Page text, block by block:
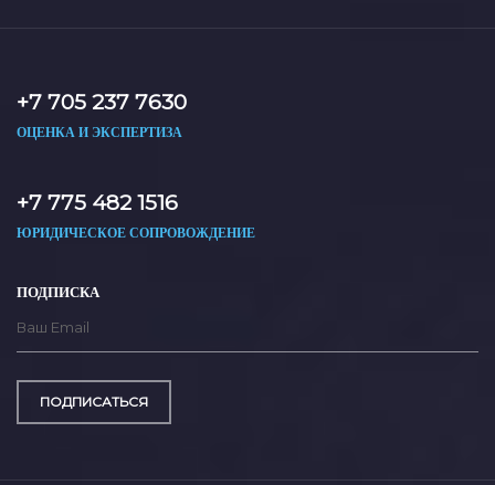
+7 705 237 7630
ОЦЕНКА И ЭКСПЕРТИЗА
+7 775 482 1516
ЮРИДИЧЕСКОЕ СОПРОВОЖДЕНИЕ
ПОДПИСКА
ПОДПИСАТЬСЯ